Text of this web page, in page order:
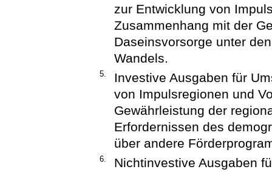
zur Entwicklung von
Zusammenhang mit der
Daseinsvorsorge unter
Wandels.
5.
Investive Ausgaben für
von Impulsregionen und
Gewährleistung der
Erfordernissen des
über andere
6.
Nichtinvestive Ausgaben